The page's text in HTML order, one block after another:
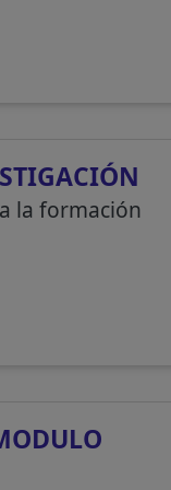
la formación